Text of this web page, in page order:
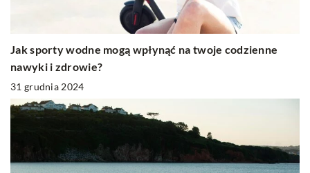
Jak sporty wodne mogą wpłynąć na twoje codzienne
nawyki i zdrowie?
31 grudnia 2024